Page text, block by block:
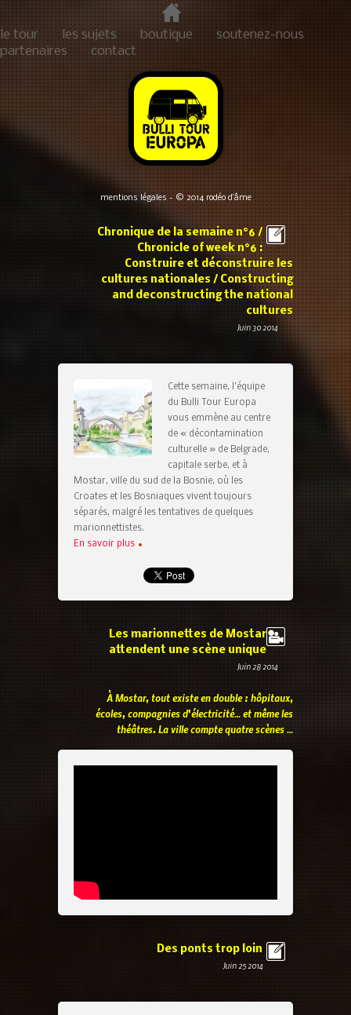
le tour les sujets boutique
soutenez-nous
partenaires
contact
Chronique de la semaine n°6 /
Chronicle of week n°6 :
Construire et déconstruire les
cultures nationales / Constructing
and deconstructing the national
cultures
Juin 30 2014
Cette semaine, l’équipe
du Bulli Tour Europa
vous emmène au centre
de « décontamination
culturelle » de Belgrade,
capitale serbe, et à
Mostar, ville du sud de la Bosnie, où les
Croates et les Bosniaques vivent toujours
séparés, malgré les tentatives de quelques
marionnettistes.
En savoir plus
Les marionnettes de Mostar
attendent une scène unique
Juin 28 2014
À Mostar, tout existe en double : hôpitaux,
écoles, compagnies d’électricité… et même les
théâtres. La ville compte quatre scènes …
Des ponts trop loin
Juin 25 2014
mentions légales - © 2014 rodéo d’âme